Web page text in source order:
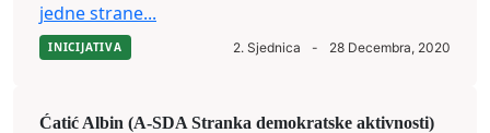
jedne strane...
INICIJATIVA 2. Sjednica - 28 Decembra, 2020
Ćatić Albin (A-SDA Stranka demokratske aktivnosti)